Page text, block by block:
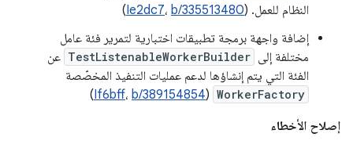
النظام للعمل. (
Ie2dc7، b/335513480
)
إضافة واجهة برمجة تطبيقات اختبارية لتمرير فئة عامل
مختلفة إلى TestListenableWorkerBuilder عن
الفئة التي يتم إنشاؤها لدعم عمليات التنفيذ المخصّصة
WorkerFactory
(
If6bff، b/389154854
)
إصلاح الأخطاء